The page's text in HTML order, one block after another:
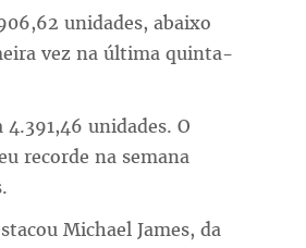
unidades, abaixo
vez na última quinta-
unidades. O
recorde na semana
Michael James, da